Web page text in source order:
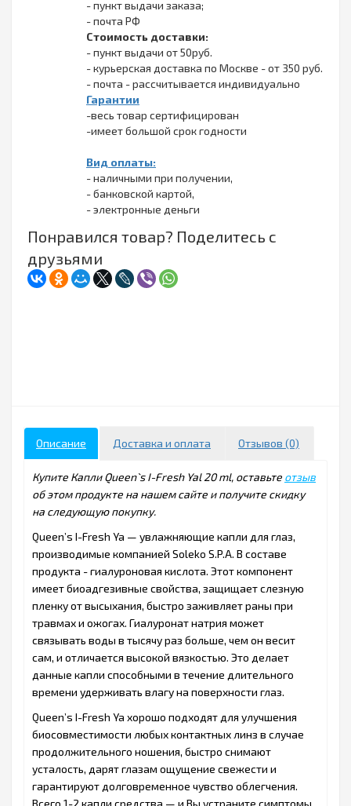
- пункт выдачи заказа;
- почта РФ
Стоимость доставки:
- пункт выдачи от 50руб.
- курьерская доставка по Москве - от 350 руб.
- почта - рассчитывается индивидуально
Гарантии
-весь товар сертифицирован
-имеет большой срок годности
Вид оплаты:
- наличными при получении,
- банковской картой,
- электронные деньги
Понравился товар? Поделитесь с
друзьями
Описание Доставка и оплата Отзывов (0)
Купите Капли Queen`s I-Fresh Yal 20 ml, оставьте отзыв
об этом продукте на нашем сайте и получите скидку
на следующую покупку.
Queen’s I-Fresh Ya — увлажняющие капли для глаз,
производимые компанией Soleko S.P.A. В составе
продукта - гиалуроновая кислота. Этот компонент
имеет биоадгезивные свойства, защищает слезную
пленку от высыхания, быстро заживляет раны при
травмах и ожогах. Гиалуронат натрия может
связывать воды в тысячу раз больше, чем он весит
сам, и отличается высокой вязкостью. Это делает
данные капли способными в течение длительного
времени удерживать влагу на поверхности глаз.
Queen’s I-Fresh Ya хорошо подходят для улучшения
биосовместимости любых контактных линз в случае
продолжительного ношения, быстро снимают
усталость, дарят глазам ощущение свежести и
гарантируют долговременное чувство облегчения.